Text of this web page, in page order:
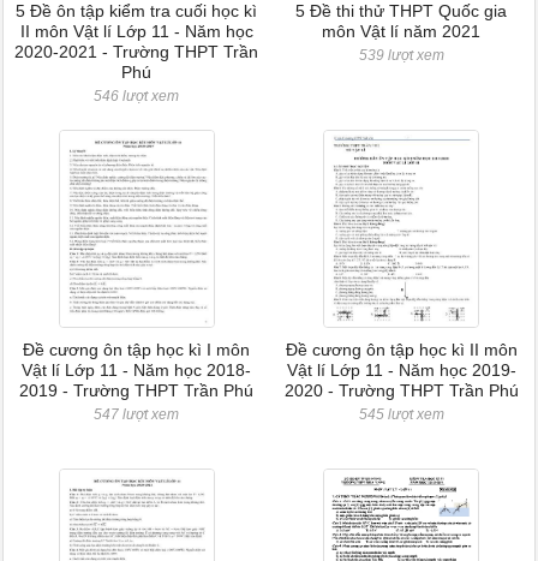
5 Đề ôn tập kiểm tra cuối học kì
II môn Vật lí Lớp 11 - Năm học
2020-2021 - Trường THPT Trần
Phú
546 lượt xem
5 Đề thi thử THPT Quốc gia
môn Vật lí năm 2021
539 lượt xem
Đề cương ôn tập học kì I môn
Vật lí Lớp 11 - Năm học 2018-
2019 - Trường THPT Trần Phú
547 lượt xem
Đề cương ôn tập học kì II môn
Vật lí Lớp 11 - Năm học 2019-
2020 - Trường THPT Trần Phú
545 lượt xem